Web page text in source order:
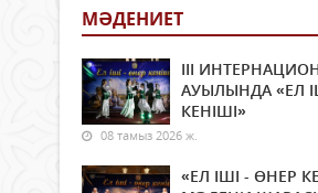
МӘДЕНИЕТ
ІІІ
АУЫЛЫНДА «ЕЛ
КЕНІШІ»
08 тамыз 2026 ж.
«ЕЛ ІШІ - ӨНЕР